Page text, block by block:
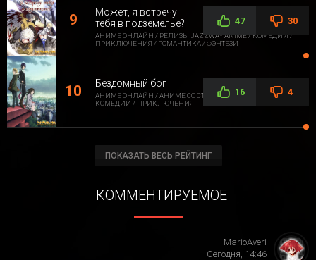
Может, я встречу
тебя в подземелье?
АНИМЕ ОНЛАЙН / РЕЛИЗЫ JAZZWAY ANIME / КОМЕДИИ /
ПРИКЛЮЧЕНИЯ / РОМАНТИКА / ФЭНТЕЗИ
47 30
Бездомный бог
АНИМЕ ОНЛАЙН / АНИМЕ СО СТОРОННЕЙ ОЗВУЧКОЙ /
КОМЕДИИ / ПРИКЛЮЧЕНИЯ
16 4
ПОКАЗАТЬ ВЕСЬ РЕЙТИНГ
КОММЕНТИРУЕМОЕ
MarioAveri
Сегодня, 14:46